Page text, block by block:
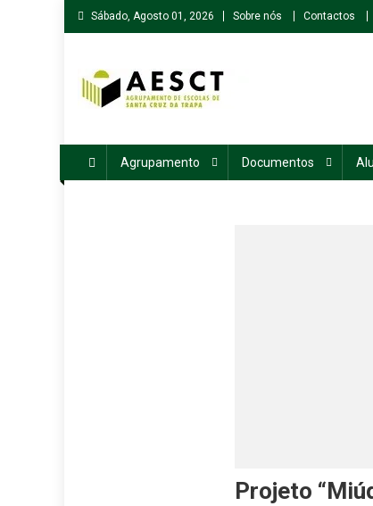
Skip
to
Sábado, Agosto 01, 2026 Sobre nós Contactos
Agrupamento Documentos
Projeto